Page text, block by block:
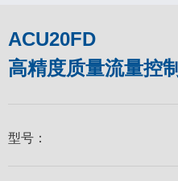
ACU20FD
高精度质量流量控
型号：